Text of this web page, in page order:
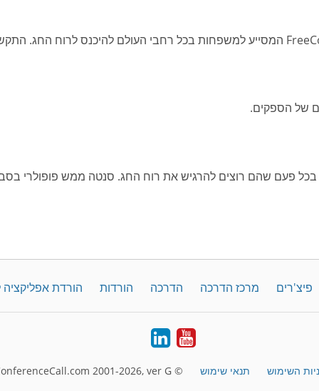
פעם שהם רוצים להרגיש את רוח החג. סנטה ממש פופולרי
פיצ'רים מרכז הדרכה הדרכה הורדות הורדת
YouTube
LinkedIn
השימוש תנאי שימוש © FreeConferenceCall.com 2001-2026, ver G